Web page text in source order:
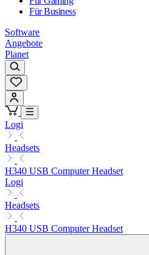
Für Business
Software
Angebote
Planet
Logi
Headsets
H340 USB Computer Headset
Logi
Headsets
H340 USB Computer Headset